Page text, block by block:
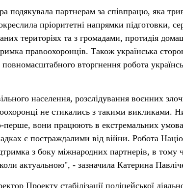
подякувала партнерам за співпрацю, яка
пріоритетні напрямки підготовки,
територіях та з громадами, протидія
правоохоронців. Також українська
повномасштабного вторгнення робота
населення, розслідування воєнних
не стикались з такими викликами.
вони працюють в екстремальних
є постраждалими від війни. Робота
з боку міжнародних партнерів, в тому
актуальною", - зазначила Катерина
Проекту стабілізації поліцейської